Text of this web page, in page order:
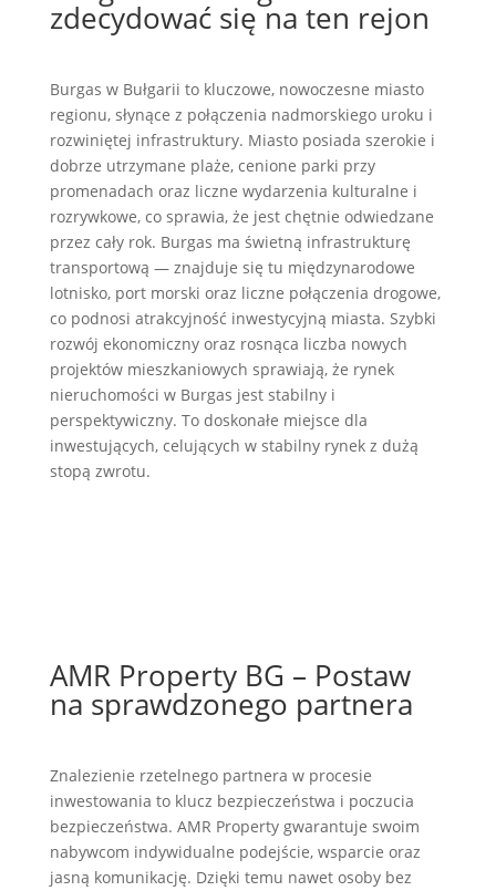
zdecydować się na ten rejon
Burgas w Bułgarii to kluczowe, nowoczesne miasto
regionu, słynące z połączenia nadmorskiego uroku i
rozwiniętej infrastruktury. Miasto posiada szerokie i
dobrze utrzymane plaże, cenione parki przy
promenadach oraz liczne wydarzenia kulturalne i
rozrywkowe, co sprawia, że jest chętnie odwiedzane
przez cały rok. Burgas ma świetną infrastrukturę
transportową — znajduje się tu międzynarodowe
lotnisko, port morski oraz liczne połączenia drogowe,
co podnosi atrakcyjność inwestycyjną miasta. Szybki
rozwój ekonomiczny oraz rosnąca liczba nowych
projektów mieszkaniowych sprawiają, że rynek
nieruchomości w Burgas jest stabilny i
perspektywiczny. To doskonałe miejsce dla
inwestujących, celujących w stabilny rynek z dużą
stopą zwrotu.
AMR Property BG – Postaw
na sprawdzonego partnera
Znalezienie rzetelnego partnera w procesie
inwestowania to klucz bezpieczeństwa i poczucia
bezpieczeństwa. AMR Property gwarantuje swoim
nabywcom indywidualne podejście, wsparcie oraz
jasną komunikację. Dzięki temu nawet osoby bez